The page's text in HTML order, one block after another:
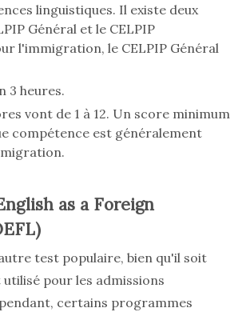
linguistiques. Il existe deux
Général et le CELPIP
l'immigration, le CELPIP Général
3 heures.
vont de 1 à 12. Un score minimum
compétence est généralement
as a Foreign
test populaire, bien qu'il soit
pour les admissions
certains programmes